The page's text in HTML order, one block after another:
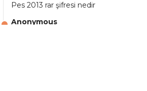
Pes 2013 rar şifresi nedir
Anonymous